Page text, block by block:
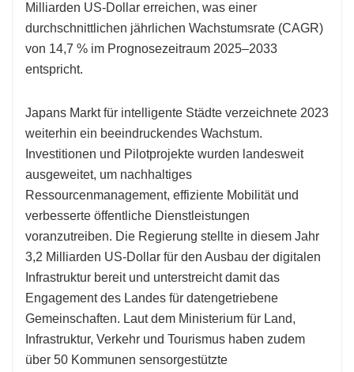
Milliarden US-Dollar erreichen, was einer
durchschnittlichen jährlichen Wachstumsrate (CAGR)
von 14,7 % im Prognosezeitraum 2025–2033
entspricht.
Japans Markt für intelligente Städte verzeichnete 2023
weiterhin ein beeindruckendes Wachstum.
Investitionen und Pilotprojekte wurden landesweit
ausgeweitet, um nachhaltiges
Ressourcenmanagement, effiziente Mobilität und
verbesserte öffentliche Dienstleistungen
voranzutreiben. Die Regierung stellte in diesem Jahr
3,2 Milliarden US-Dollar für den Ausbau der digitalen
Infrastruktur bereit und unterstreicht damit das
Engagement des Landes für datengetriebene
Gemeinschaften. Laut dem Ministerium für Land,
Infrastruktur, Verkehr und Tourismus haben zudem
über 50 Kommunen sensorgestützte